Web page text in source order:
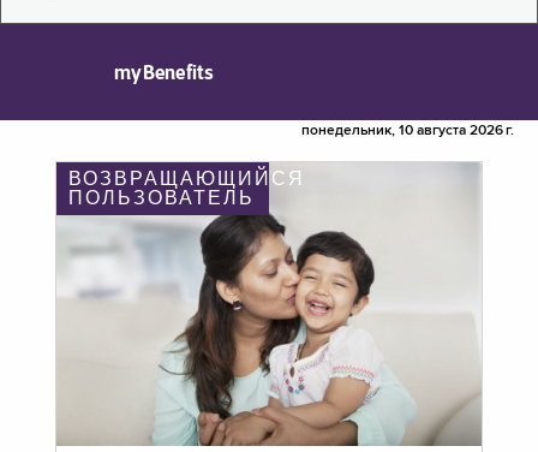
myBenefits
понедельник, 10 августа 2026 г.
ВОЗВРАЩАЮЩИЙСЯ
ПОЛЬЗОВАТЕЛЬ